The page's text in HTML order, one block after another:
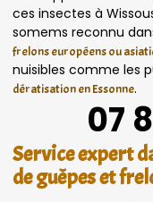
ces insectes à
somems reconnu
frelons européens ou
nuisibles comme les
dératisation en Essonne.
07
Service expert
de guêpes et